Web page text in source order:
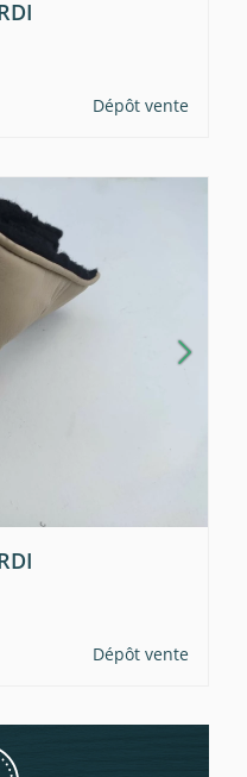
Dépôt vente
Dépôt vente